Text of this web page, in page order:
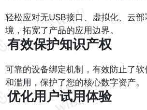
轻松应对无USB接口、虚拟化、云
境，拓宽了产品的应用边界。
有效保护知识产权
可靠的设备绑定机制，有效防止了
和滥用，保护了您的核心数字资产。
优化用户试用体验